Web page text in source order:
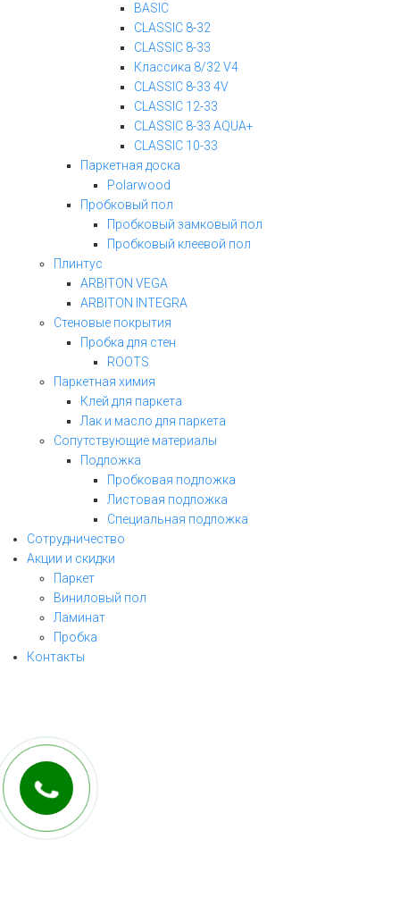
BASIC
CLASSIC 8-32
CLASSIC 8-33
Классика 8/32 V4
CLASSIC 8-33 4V
CLASSIC 12-33
CLASSIC 8-33 AQUA+
CLASSIC 10-33
Паркетная доска
Polarwood
Пробковый пол
Пробковый замковый пол
Пробковый клеевой пол
Плинтус
ARBITON VEGA
ARBITON INTEGRA
Стеновые покрытия
Пробка для стен
ROOTS
Паркетная химия
Клей для паркета
Лак и масло для паркета
Сопутствующие материалы
Подложка
Пробковая подложка
Листовая подложка
Специальная подложка
Сотрудничество
Акции и скидки
Паркет
Виниловый пол
Ламинат
Пробка
Контакты
заполните форму и мы свяжемся с Вами